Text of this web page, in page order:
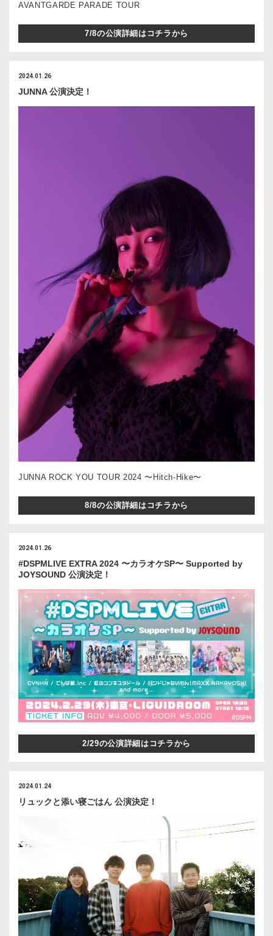
AVANTGARDE PARADE TOUR
7/8の公演詳細はコチラから
2024.01.26
JUNNA 公演決定！
JUNNA ROCK YOU TOUR 2024 〜Hitch-Hike〜
8/8の公演詳細はコチラから
2024.01.26
#DSPMLIVE EXTRA 2024 〜カラオケSP〜 Supported by
JOYSOUND 公演決定！
2/29の公演詳細はコチラから
2024.01.24
リュックと添い寝ごはん 公演決定！